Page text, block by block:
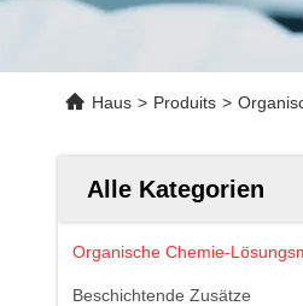
Haus > Produits >
Alle Kategorien
Organische Chemie-
Beschichtende Zusätze